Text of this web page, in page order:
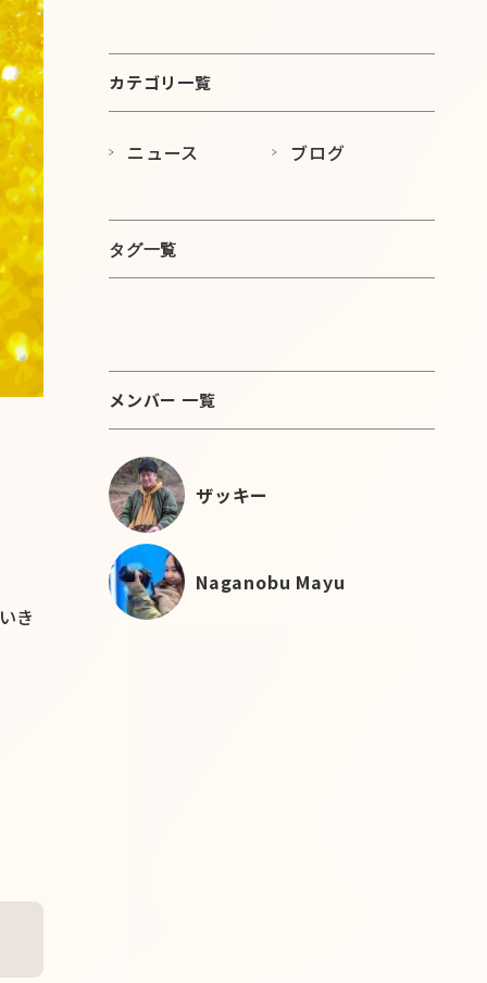
き
カテゴリ一覧
ニュース ブログ
タグ一覧
メンバー 一覧
ザッキー
Naganobu Mayu